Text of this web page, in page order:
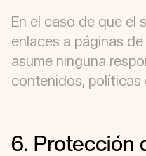
En el caso de que el
enlaces a páginas
asume ninguna
contenidos, políticas
6. Protección